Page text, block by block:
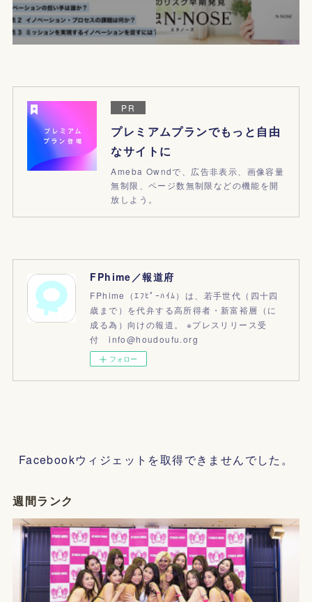
PR
プレミアムプランでもっと自由
なサイトに
Ameba Owndで、広告非表示、画像容量
無制限、ページ数無制限などの機能を開
放しよう。
FPhime／報道府
FPhime（ｴﾌﾋﾟｰﾊｲﾑ）は、若手世代（四十四
歳まで）を代弁する高所得者・新富裕層（に
成る為）向けの報道。 ※プレスリリース受
付 info@houdoufu.org
フォロー
Facebookウィジェットを取得できませんでした。
週間ランク